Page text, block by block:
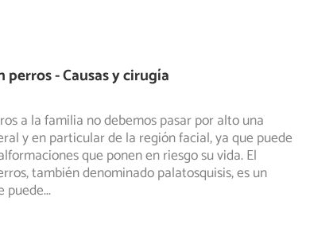
- Causas y cirugía
a la familia no debemos pasar por alto una
y en particular de la región facial, ya que puede
que ponen en riesgo su vida. El
también denominado palatosquisis, es un
puede...